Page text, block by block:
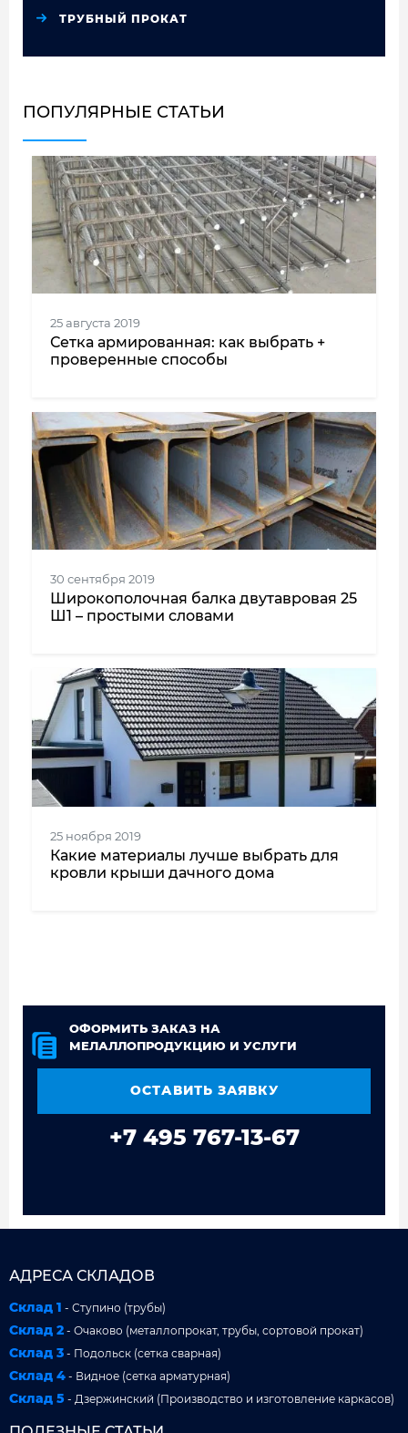
ТРУБНЫЙ ПРОКАТ
ПОПУЛЯРНЫЕ СТАТЬИ
25 августа 2019
Сетка армированная: как выбрать +
проверенные способы
30 сентября 2019
Широкополочная балка двутавровая 25
Ш1 – простыми словами
25 ноября 2019
Какие материалы лучше выбрать для
кровли крыши дачного дома
ОФОРМИТЬ ЗАКАЗ НА
МЕЛАЛЛОПРОДУКЦИЮ И УСЛУГИ
ОСТАВИТЬ ЗАЯВКУ
+7 495 767-13-67
АДРЕСА СКЛАДОВ
Склад 1 - Ступино (трубы)
Склад 2 - Очаково (металлопрокат, трубы, сортовой прокат)
Склад 3 - Подольск (сетка сварная)
Склад 4 - Видное (сетка арматурная)
Склад 5 - Дзержинский (Производство и изготовление каркасов)